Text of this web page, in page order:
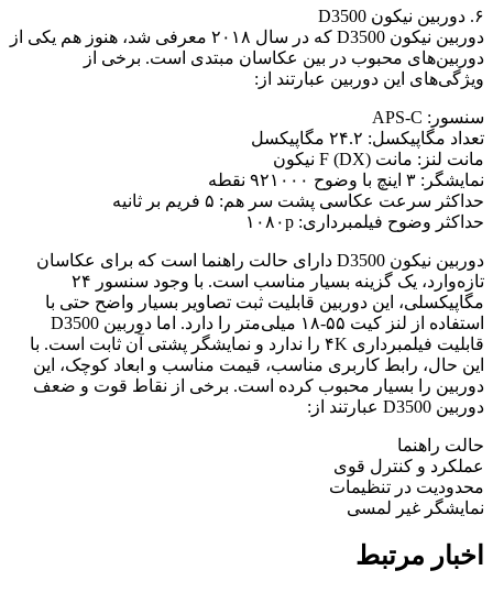
۶. دوربین نیکون D3500
دوربین نیکون D3500 که در سال ۲۰۱۸ معرفی شد، هنوز هم یکی از
دوربین‌های محبوب در بین عکاسان مبتدی است. برخی از
ویژگی‌های این دوربین عبارتند از:
سنسور: APS-C
تعداد مگاپیکسل: ۲۴.۲ مگاپیکسل
مانت لنز: مانت F (DX) نیکون
نمایشگر: ۳ اینچ با وضوح ۹۲۱۰۰۰ نقطه
حداکثر سرعت عکاسی پشت سر هم: ۵ فریم بر ثانیه
حداکثر وضوح فیلمبرداری: ۱۰۸۰p
دوربین نیکون D3500 دارای حالت راهنما است که برای عکاسان
تازه‌وارد، یک گزینه بسیار مناسب است. با وجود سنسور ۲۴
مگاپیکسلی، این دوربین قابلیت ثبت تصاویر بسیار واضح حتی با
استفاده از لنز کیت ۵۵-۱۸ میلی‌متر را دارد. اما دوربین D3500
قابلیت فیلمبرداری ۴K را ندارد و نمایشگر پشتی آن ثابت است. با
این حال، رابط کاربری مناسب، قیمت مناسب و ابعاد کوچک، این
دوربین را بسیار محبوب کرده است. برخی از نقاط قوت و ضعف
دوربین D3500 عبارتند از:
حالت راهنما
عملکرد و کنترل قوی
محدودیت در تنظیمات
نمایشگر غیر لمسی
اخبار مرتبط